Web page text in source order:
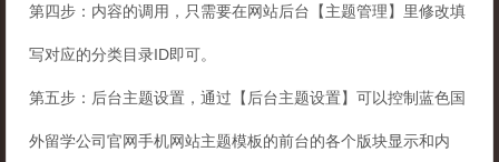
第四步：内容的调用，只需要在网站后台【主题管理】里修改填
写对应的分类目录ID即可。
第五步：后台主题设置，通过【后台主题设置】可以控制蓝色国
外留学公司官网手机网站主题模板的前台的各个版块显示和内